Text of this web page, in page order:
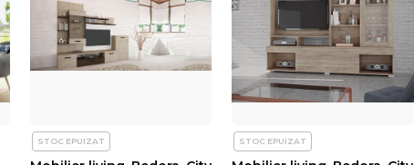
STOC EPUIZAT STOC EPUIZAT